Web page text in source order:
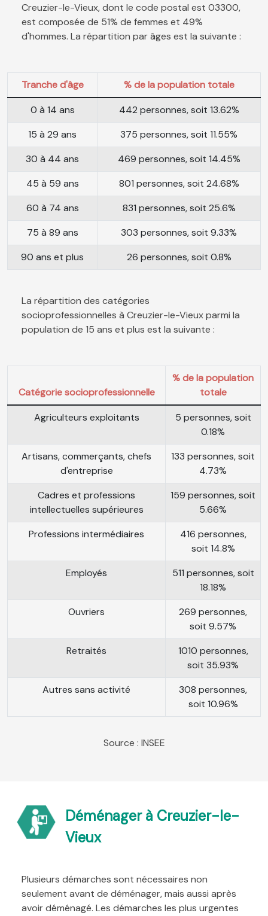
Creuzier-le-Vieux, dont le code postal est 03300,
est composée de 51% de femmes et 49%
d'hommes. La répartition par âges est la suivante :
Tranche d'âge
% de la population totale
0 à 14 ans
442 personnes, soit 13.62%
15 à 29 ans
375 personnes, soit 11.55%
30 à 44 ans
469 personnes, soit 14.45%
45 à 59 ans
801 personnes, soit 24.68%
60 à 74 ans
831 personnes, soit 25.6%
75 à 89 ans
303 personnes, soit 9.33%
90 ans et plus
26 personnes, soit 0.8%
La répartition des catégories
socioprofessionnelles à Creuzier-le-Vieux parmi la
population de 15 ans et plus est la suivante :
Catégorie socioprofessionnelle
% de la population
totale
Agriculteurs exploitants
5 personnes, soit
0.18%
Artisans, commerçants, chefs
d'entreprise
133 personnes, soit
4.73%
Cadres et professions
intellectuelles supérieures
159 personnes, soit
5.66%
Professions intermédiaires
416 personnes,
soit 14.8%
Employés
511 personnes, soit
18.18%
Ouvriers
269 personnes,
soit 9.57%
Retraités
1010 personnes,
soit 35.93%
Autres sans activité
308 personnes,
soit 10.96%
Source : INSEE
Déménager à Creuzier-le-
Vieux
Plusieurs démarches sont nécessaires non
seulement avant de déménager, mais aussi après
avoir déménagé. Les démarches les plus urgentes